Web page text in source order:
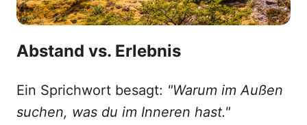
Abstand vs. Erlebnis
Ein Sprichwort besagt: "Warum im Außen
suchen, was du im Inneren hast."